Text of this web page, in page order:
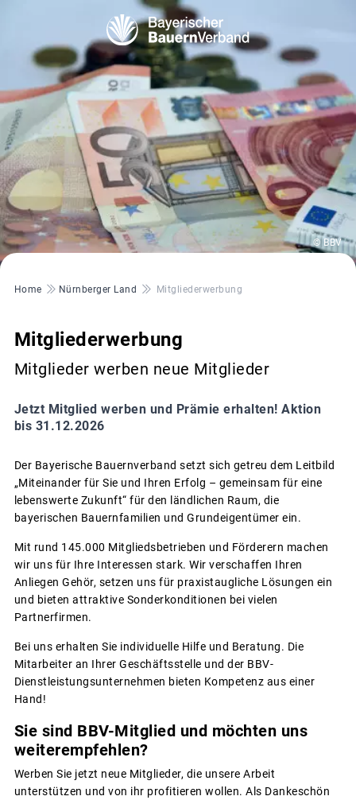
© BBV
Pfadnavigation
Home Nürnberger Land Mitgliederwerbung
Mitgliederwerbung
Mitglieder werben neue Mitglieder
Jetzt Mitglied werben und Prämie erhalten! Aktion
bis 31.12.2026
Der Bayerische Bauernverband setzt sich getreu dem Leitbild
„Miteinander für Sie und Ihren Erfolg – gemeinsam für eine
lebenswerte Zukunft“ für den ländlichen Raum, die
bayerischen Bauernfamilien und Grundeigentümer ein.
Mit rund 145.000 Mitgliedsbetrieben und Förderern machen
wir uns für Ihre Interessen stark. Wir verschaffen Ihren
Anliegen Gehör, setzen uns für praxistaugliche Lösungen ein
und bieten attraktive Sonderkonditionen bei vielen
Partnerfirmen.
Bei uns erhalten Sie individuelle Hilfe und Beratung. Die
Mitarbeiter an Ihrer Geschäftsstelle und der BBV-
Dienstleistungsunternehmen bieten Kompetenz aus einer
Hand!
Sie sind BBV-Mitglied und möchten uns
weiterempfehlen?
Werben Sie jetzt neue Mitglieder, die unsere Arbeit
unterstützen und von ihr profitieren wollen. Als Dankeschön